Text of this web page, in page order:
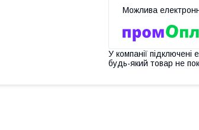
У компанії підключені
будь-який товар не